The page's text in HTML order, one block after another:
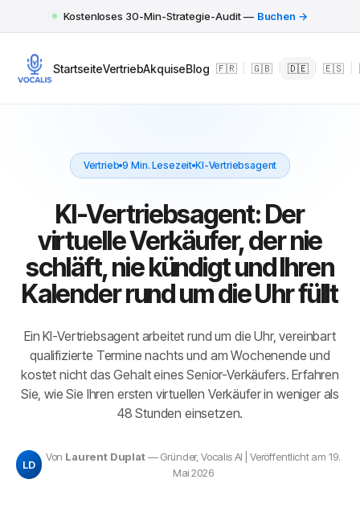
Kostenloses 30-Min-Strategie-Audit — Buchen →
StartseiteVertriebAkquiseBlog 🇫🇷 🇬🇧 🇩🇪 🇪🇸
Vertrieb 9 Min. Lesezeit KI-Vertriebsagent
KI-Vertriebsagent: Der
virtuelle Verkäufer, der nie
schläft, nie kündigt und Ihren
Kalender rund um die Uhr füllt
Ein KI-Vertriebsagent arbeitet rund um die Uhr, vereinbart
qualifizierte Termine nachts und am Wochenende und
kostet nicht das Gehalt eines Senior-Verkäufers. Erfahren
Sie, wie Sie Ihren ersten virtuellen Verkäufer in weniger als
48 Stunden einsetzen.
LD
Von Laurent Duplat— Gründer, Vocalis AI | Veröffentlicht am 19.
Mai 2026